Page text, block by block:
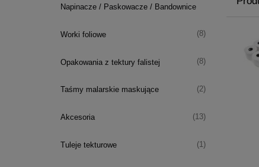
Napinacze / Paskowacze / Bandownice
Worki foliowe (8)
Opakowania z tektury falistej (8)
Taśmy malarskie maskujące (2)
Akcesoria (13)
Tuleje tekturowe (1)